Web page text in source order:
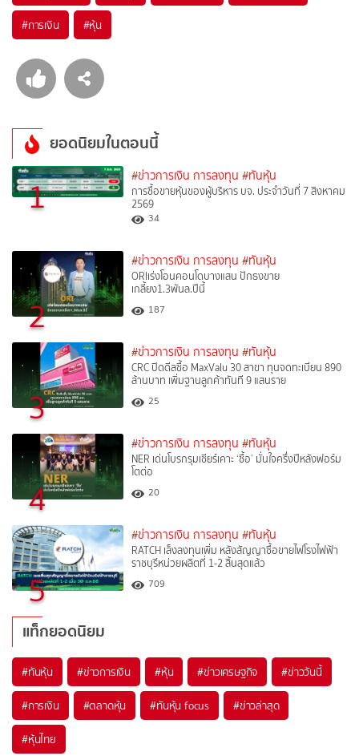
#การเงิน #หุ้น
ยอดนิยมในตอนนี้
1 #ข่าวการเงิน การลงทุน #ทันหุ้น
การซื้อขายหุ้นของผู้บริหาร บจ. ประจำวันที่ 7 สิงหาคม
2569
34
2
#ข่าวการเงิน การลงทุน #ทันหุ้น
ORIเร่งโอนคอนโดบางแสน ปักธงขาย
เกลี้ยง1.3พันล.ปีนี้
187
3
#ข่าวการเงิน การลงทุน #ทันหุ้น
CRC ปิดดีลซื้อ MaxValu 30 สาขา ทุนจดทะเบียน 890
ล้านบาท เพิ่มฐานลูกค้าทันที 9 แสนราย
25
4
#ข่าวการเงิน การลงทุน #ทันหุ้น
NER เด่นโบรกรุมเชียร์เคาะ ‘ซื้อ’ มั่นใจครึ่งปีหลังฟอร์ม
โตต่อ
20
5
#ข่าวการเงิน การลงทุน #ทันหุ้น
RATCH เล็งลงทุนเพิ่ม หลังสัญญาซื้อขายไฟโรงไฟฟ้า
ราชบุรีหน่วยผลิตที่ 1-2 สิ้นสุดแล้ว
709
แท็กยอดนิยม
#ทันหุ้น #ข่าวการเงิน #หุ้น #ข่าวเศรษฐกิจ #ข่าววันนี้
#การเงิน #ตลาดหุ้น #ทันหุ้น focus #ข่าวล่าสุด
#หุ้นไทย